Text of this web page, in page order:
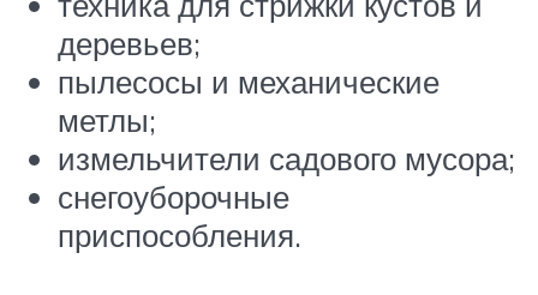
деревьев;
пылесосы и механические
метлы;
измельчители садового мусора;
снегоуборочные
приспособления.